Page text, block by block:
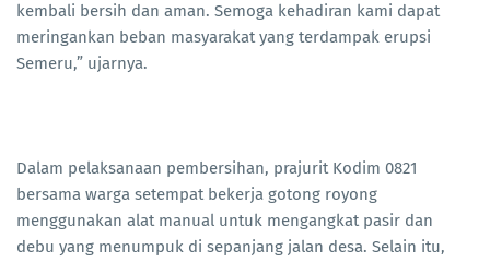
kembali bersih dan aman. Semoga kehadiran kami dapat
meringankan beban masyarakat yang terdampak erupsi
Semeru,” ujarnya.
Dalam pelaksanaan pembersihan, prajurit Kodim 0821
bersama warga setempat bekerja gotong royong
menggunakan alat manual untuk mengangkat pasir dan
debu yang menumpuk di sepanjang jalan desa. Selain itu,